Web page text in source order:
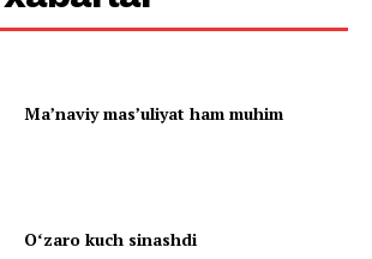
Ma’naviy mas’uliyat ham muhim
Oʻzaro kuch sinashdi